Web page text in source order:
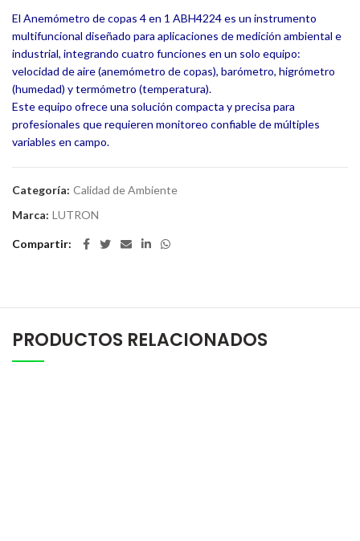
El Anemómetro de copas 4 en 1 ABH4224 es un instrumento
multifuncional diseñado para aplicaciones de medición ambiental e
industrial, integrando cuatro funciones en un solo equipo:
velocidad de aire (anemómetro de copas), barómetro, higrómetro
(humedad) y termómetro (temperatura).
Este equipo ofrece una solución compacta y precisa para
profesionales que requieren monitoreo confiable de múltiples
variables en campo.
Categoría: Calidad de Ambiente
Marca: LUTRON
Compartir
PRODUCTOS RELACIONADOS